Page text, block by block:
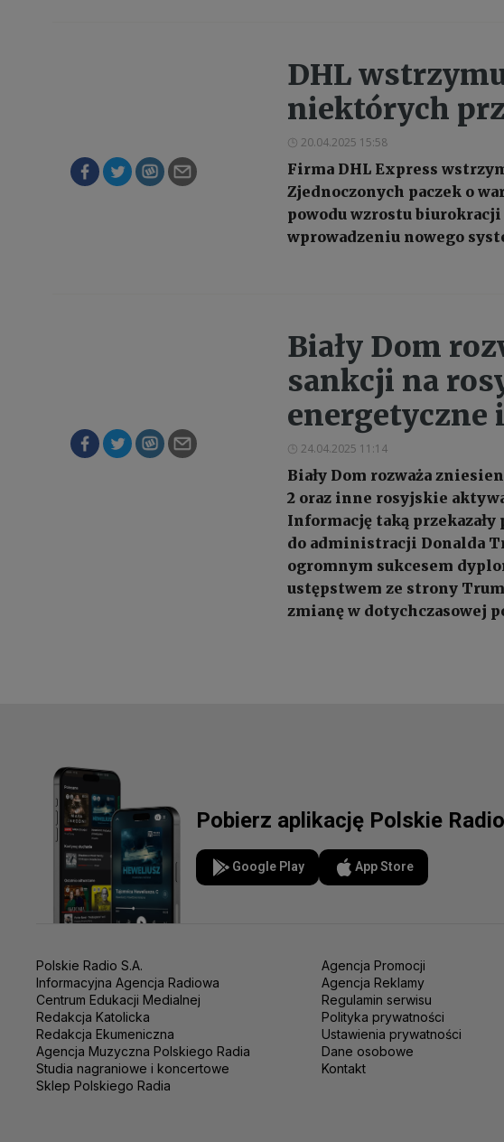
DHL
niektórych
20.04.2025 15:58
Firma DHL Express
Zjednoczonych paczek o
powodu wzrostu
wprowadzeniu nowego
Biały Dom
sankcji na
energetyczne
24.04.2025 11:14
Biały Dom rozważa
2 oraz inne rosyjskie
Informację taką
do administracji Donalda
ogromnym sukcesem
ustępstwem ze strony
zmianę w dotychczasowej
Pobierz aplikację Polskie Radio
Google Play App Store
Polskie Radio S.A.
Informacyjna Agencja Radiowa
Centrum Edukacji Medialnej
Redakcja Katolicka
Redakcja Ekumeniczna
Agencja Muzyczna Polskiego Radia
Studia nagraniowe i koncertowe
Sklep Polskiego Radia
Agencja Promocji
Agencja Reklamy
Regulamin serwisu
Polityka prywatności
Ustawienia prywatności
Dane osobowe
Kontakt